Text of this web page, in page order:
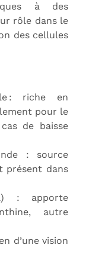
à des
rôle dans le
des cellules
: riche en
pour le
de baisse
: source
présent dans
: apporte
autre
d’une vision